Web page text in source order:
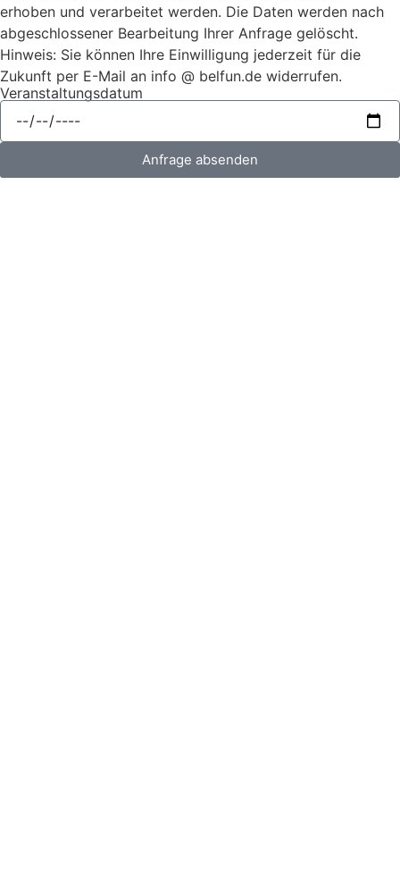
erhoben und verarbeitet werden. Die Daten werden nach
abgeschlossener Bearbeitung Ihrer Anfrage gelöscht.
Hinweis: Sie können Ihre Einwilligung jederzeit für die
Zukunft per E-Mail an info @ belfun.de widerrufen.
Veranstaltungsdatum
Anfrage absenden